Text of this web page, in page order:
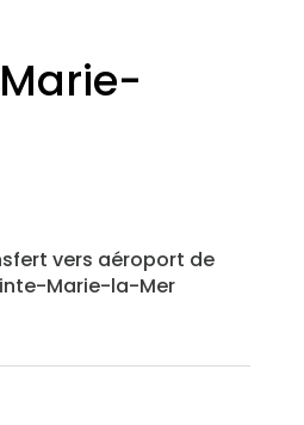
vers aéroport de
Marie-la-Mer